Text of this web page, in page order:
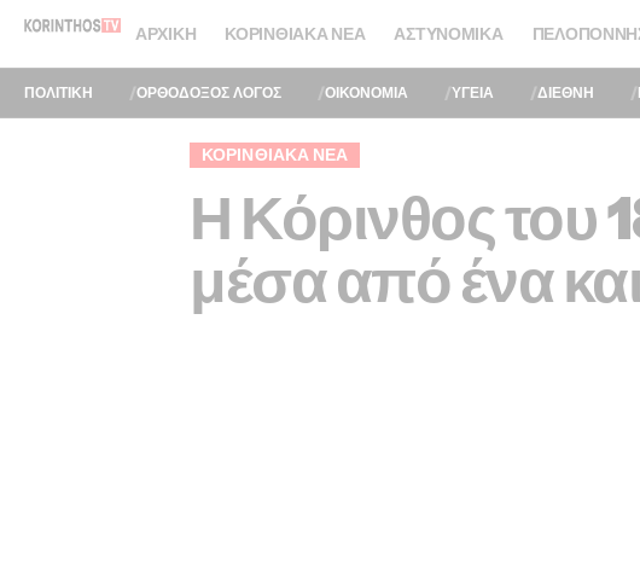
ΑΡΧΙΚΉ ΚΟΡΙΝΘΙΑΚΆ ΝΈΑ ΑΣΤΥΝΟΜΙΚΆ
ΠΟΛΙΤΙΚΗ ΟΡΘΟΔΟΞΟΣ ΛΟΓΟΣ ΟΙΚΟΝΟΜΙΑ ΥΓΕΙΑ ΔΙΕΘΝΗ
ΚΟΡΙΝΘΙΑΚΆ ΝΈΑ
Η Κόρινθος του
μέσα από ένα